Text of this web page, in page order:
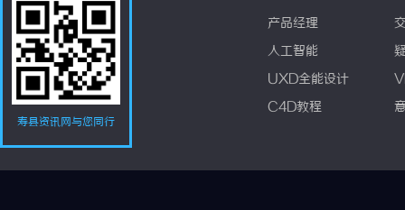
寿县资讯网与您同行
产品经理
人工智能
UXD全能设计
C4D教程